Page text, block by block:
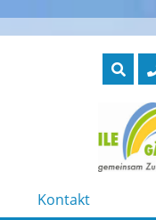
Kontakt